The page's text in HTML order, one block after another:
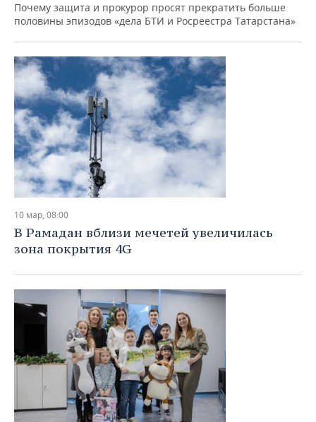
Почему защита и прокурор просят прекратить больше
половины эпизодов «дела БТИ и Росреестра Татарстана»
10 мар, 08:00
В Рамадан вблизи мечетей увеличилась
зона покрытия 4G